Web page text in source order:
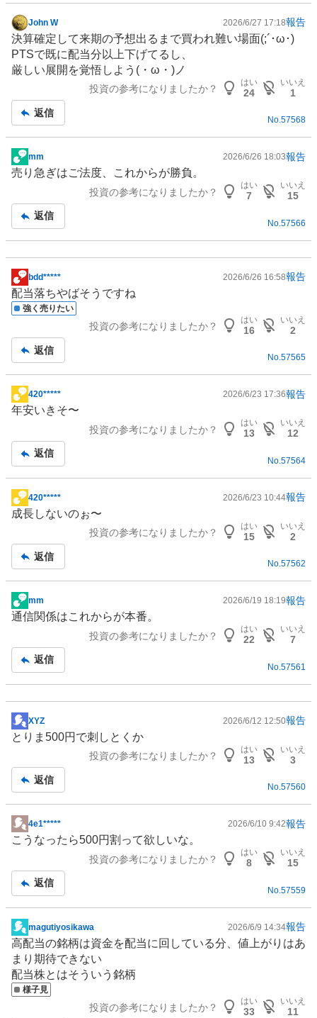
掲
示
板
記
John W 2026/6/27 17:18報告
決算確定して来期の予想出るまで買われ難い場面(;´･ω･)
PTSで既に配当分以上下げてるし、
厳しい展開を覚悟しよう(・ω・)ノ
投資の参考になりましたか？
はい
24
いいえ
1
返信
No.57568
掲
示
事
mm 2026/6/26 18:03報告
売り急ぎはご法度、これからが勝負。
投資の参考になりましたか？
はい
7
いいえ
15
返信
No. 57566
掲
示
板
bdd***** 2026/6/26 16:58報告
配当落ちやばそうですね
強く売りたい
投資の参考になりましたか？
はい
16
いいえ
2
返信
No.57565
掲
示
事
420***** 2026/6/23 17:36報告
年安いきそ〜
投資の参考になりましたか？
はい
13
いいえ
12
返信
No. 57564
掲
示
事
420***** 2026/6/23 10:44報告
成長しないのぉ〜
投資の参考になりましたか？
はい
15
いいえ
2
返信
No.57562
掲
示
事
mm 2026/6/19 18:19報告
通信関係はこれからが本番。
投資の参考になりましたか？
はい
22
いいえ
7
返信
No. 57561
掲
示
事
XYZ 2026/6/12 12:50報告
とりま500円で刺しとくか
投資の参考になりましたか？
はい
13
いいえ
3
返信
No.57560
掲
示
事
4e1***** 2026/6/10 9:42報告
こうなったら500円割って欲しいな。
投資の参考になりましたか？
はい
8
いいえ
15
返信
No. 57559
掲
示
板
記
事
magutiyosikawa 2026/6/9 14:34報告
高配当の銘柄は資金を配当に回している分、値上がりはあ
まり期待できない
配当株とはそういう銘柄
様子見
投資の参考になりましたか？
はい
33
いいえ
11